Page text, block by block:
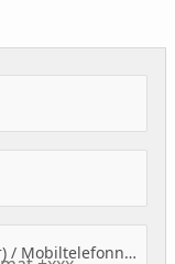
Міжнародний формат (Міжн. формат) / Mobiltelefonnummer